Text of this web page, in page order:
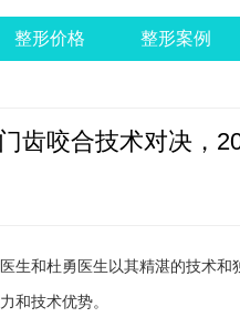
整形价格 整形案例
齿咬合技术对决，
生和杜勇医生以其精湛的技术
和技术优势。